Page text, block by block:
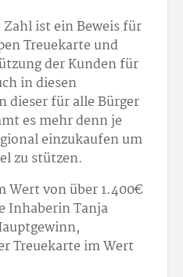
ist ein Beweis für
Treuekarte und
der Kunden für
in diesen
dieser für alle Bürger
es mehr denn je
einzukaufen um
zu stützen.
Wert von über 1.400€
Inhaberin Tanja
Treuekarte im Wert